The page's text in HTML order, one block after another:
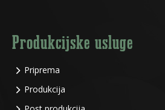
Produkcijske usluge
Priprema
Produkcija